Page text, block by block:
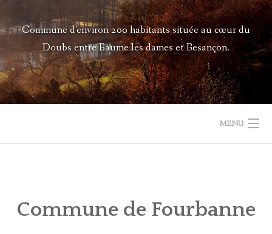
Commune d'environ 200 habitants située au cœur du
Doubs entre Baume les dames et Besançon.
MENU
Commune de Fourbanne